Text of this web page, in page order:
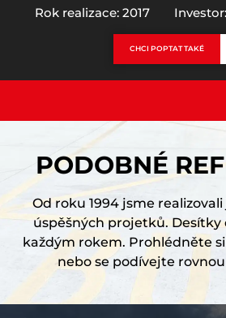
Rok realizace: 2017
CHCI POPTAT TAKÉ
PODOBNÉ
Od roku 1994 jsme realizovali
úspěšných projetků. Desítky
každým rokem. Prohlédněte
nebo se podívejte